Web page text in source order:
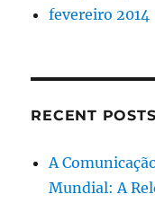
fevereiro 2014
RECENT POSTS
A
Mundial: A